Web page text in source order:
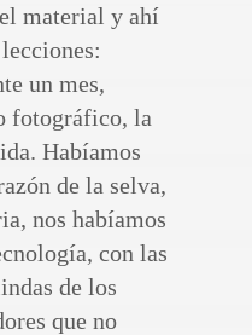
material y ahí
un mes,
fotográfico, la
Habíamos
de la selva,
nos habíamos
con las
de los
que no